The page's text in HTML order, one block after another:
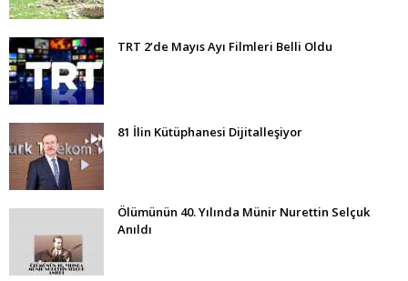
TRT 2’de Mayıs Ayı Filmleri Belli Oldu
81 İlin Kütüphanesi Dijitalleşiyor
Ölümünün 40. Yılında Münir Nurettin Selçuk
Anıldı